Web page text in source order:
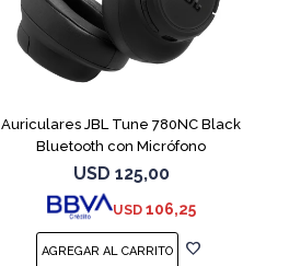
Auriculares JBL Tune 780NC Black
Bluetooth con Micrófono
USD 125,00
USD 106,25